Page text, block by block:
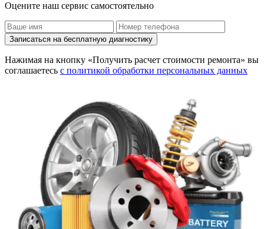
Оцените наш сервис самостоятельно
Записаться на бесплатную диагностику
Нажимая на кнопку «Получить расчет стоимости ремонта» вы
соглашаетесь с политикой обработки персональных данных